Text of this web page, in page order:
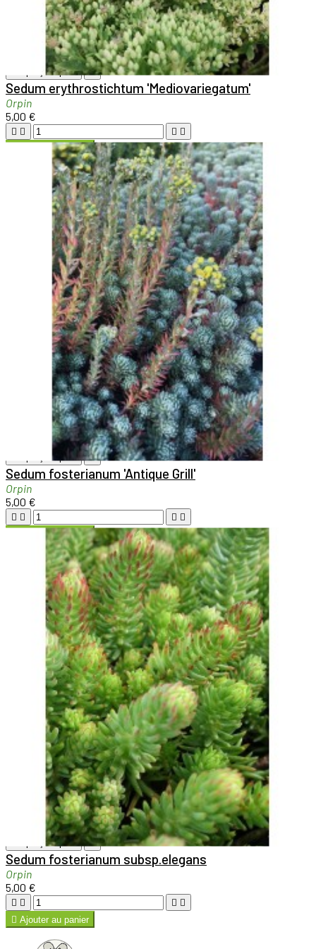
Aperçu rapide 
Sedum erythrostichtum 'Mediovariegatum'
Orpin
5,00 €
   
Ajouter au panier
Aperçu rapide 
Sedum fosterianum 'Antique Grill'
Orpin
5,00 €
   
Ajouter au panier
Aperçu rapide 
Sedum fosterianum subsp.elegans
Orpin
5,00 €
   
 Ajouter au panier